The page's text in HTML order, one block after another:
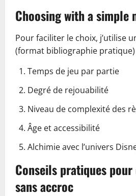
Choosing with a simple
Pour faciliter le choix, j’utilise
(format bibliographie pratique)
Temps de jeu par partie
Degré de rejouabilité
Niveau de complexité des
Âge et accessibilité
Alchimie avec l’univers
Conseils pratiques pour
sans accroc